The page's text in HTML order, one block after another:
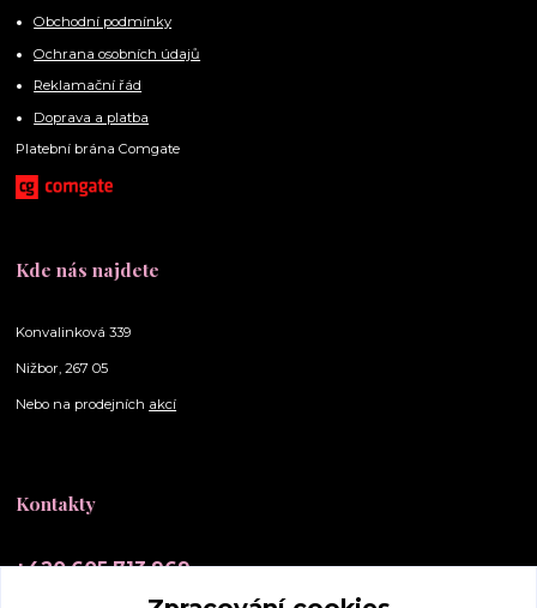
Obchodní podmínky
Ochrana osobních údajů
Reklamační řád
Doprava a platba
Platební brána Comgate
Kde nás najdete
Konvalinková 339
Nižbor, 267 05
Nebo na prodejních akcí
Kontakty
+420 605 713 969